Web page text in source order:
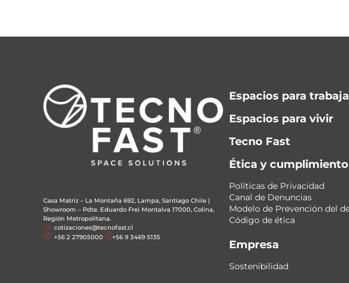
Casa Matriz – La Montaña 692, Lampa, Santiago Chile |
Showroom – Pdte. Eduardo Frei Montalva 17000, Colina,
Región Metropolitana.
cotizaciones@tecnofast.cl
+56 2 27905000
+56 9 3469 5135
Espacios para
Espacios para vivir
Tecno Fast
Ética y cumplimiento
Políticas de Privacidad
Canal de Denuncias
Modelo de Prevención del
Código de ética
Empresa
Sostenibilidad